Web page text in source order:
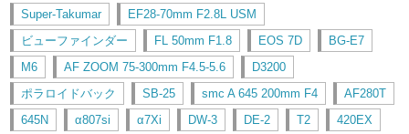
Super-Takumar
EF28-70mm F2.8L USM
ビューファインダー
FL 50mm F1.8 EOS 7D
BG-E7
M6
AF ZOOM 75-300mm F4.5-5.6
D3200
ポラロイドバック
SB-25 smc A 645 200mm F4
AF280T
645N
α807si α7Xi DW-3 DE-2 T2
420EX